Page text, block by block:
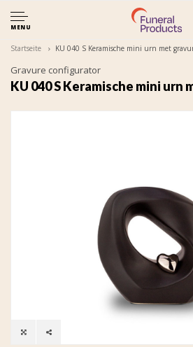
MENU
Startseite KU 040 S Keramische mini urn met
Gravure configurator
KU 040 S Keramische mini urn